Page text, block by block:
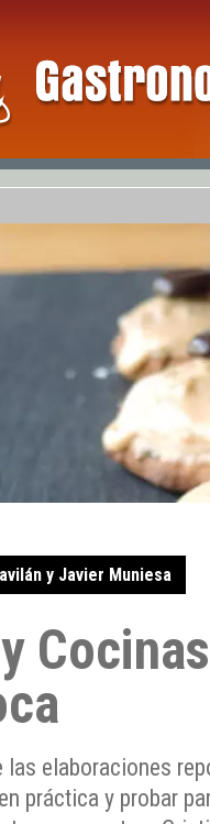
y Javier Muniesa
las elaboraciones
práctica y probar